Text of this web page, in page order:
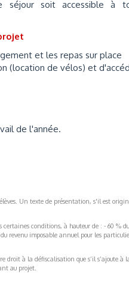
séjour soit accessible à
et les repas sur place
(location de vélos) et
de l'année.
Un texte de présentation, s'il est
certaines conditions, à hauteur de : - 60 %
revenu imposable annuel pour les
droit à la défiscalisation que s’il s’ajoute à
au projet.